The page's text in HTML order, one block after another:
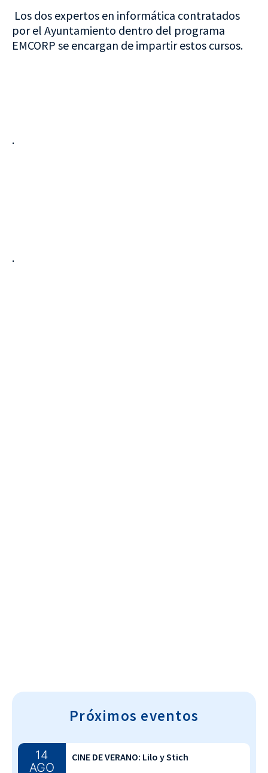
Los dos expertos en informática contratados
por el Ayuntamiento dentro del programa
EMCORP se encargan de impartir estos cursos.
.
.
Próximos eventos
14
AGO
CINE DE VERANO: Lilo y Stich